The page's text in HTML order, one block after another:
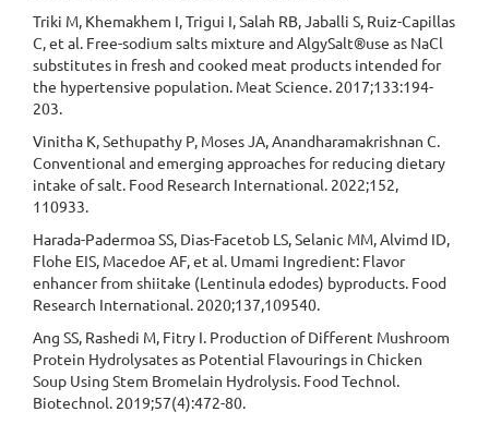
Triki M, Khemakhem I, Trigui I, Salah RB, Jaballi S, Ruiz-Capillas
C, et al. Free-sodium salts mixture and AlgySalt®use as NaCl
substitutes in fresh and cooked meat products intended for
the hypertensive population. Meat Science. 2017;133:194-
203.
Vinitha K, Sethupathy P, Moses JA, Anandharamakrishnan C.
Conventional and emerging approaches for reducing dietary
intake of salt. Food Research International. 2022;152,
110933.
Harada-Padermoa SS, Dias-Facetob LS, Selanic MM, Alvimd ID,
Flohe EIS, Macedoe AF, et al. Umami Ingredient: Flavor
enhancer from shiitake (Lentinula edodes) byproducts. Food
Research International. 2020;137,109540.
Ang SS, Rashedi M, Fitry I. Production of Different Mushroom
Protein Hydrolysates as Potential Flavourings in Chicken
Soup Using Stem Bromelain Hydrolysis. Food Technol.
Biotechnol. 2019;57(4):472-80.